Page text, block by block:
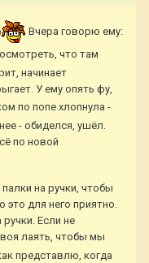
Вчера говорю ему:
что там
начинает
У ему опять фу,
по попе хлопнула -
- обиделся, ушёл.
по новой
на ручки, чтобы
для него приятно.
Если не
лаять, чтобы мы
представлю, когда